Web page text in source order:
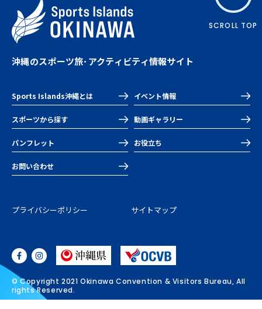
SCROLL TOP
沖縄のスポーツ旅･アクティビティ情報サイト
Sports Islands沖縄とは イベント情報
スポーツから探す 動画ギャラリー
パンフレット お役立ち
お問い合わせ
プライバシーポリシー サイトマップ
© Copyright 2021 Okinawa Convention & Visitors Bureau, All
rights Reserved.